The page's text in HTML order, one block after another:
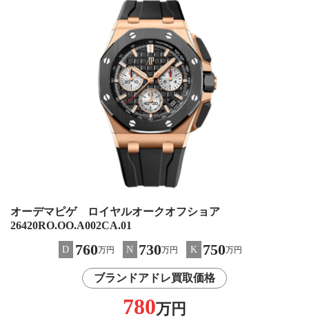
オーデマピゲ ロイヤルオークオフショア
26420RO.OO.A002CA.01
D 760万円 N 730万円 K 750万円
ブランドアドレ買取価格
780万円